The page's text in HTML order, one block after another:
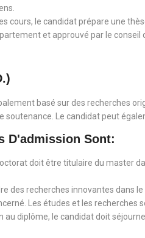
cours, le candidat prépare une
et approuvé par le conseil
basé sur des recherches
soutenance. Le candidat peut
D'admission Sont:
doit être titulaire du master
des recherches innovantes dans
Les études et les recherches
au diplôme, le candidat doit